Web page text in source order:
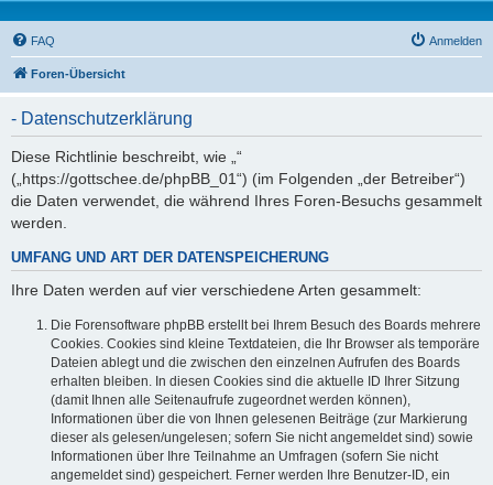
FAQ Anmelden
Foren-Übersicht
- Datenschutzerklärung
Diese Richtlinie beschreibt, wie „“
(„https://gottschee.de/phpBB_01“) (im Folgenden „der Betreiber“)
die Daten verwendet, die während Ihres Foren-Besuchs gesammelt
werden.
UMFANG UND ART DER DATENSPEICHERUNG
Ihre Daten werden auf vier verschiedene Arten gesammelt:
Die Forensoftware phpBB erstellt bei Ihrem Besuch des Boards mehrere
Cookies. Cookies sind kleine Textdateien, die Ihr Browser als temporäre
Dateien ablegt und die zwischen den einzelnen Aufrufen des Boards
erhalten bleiben. In diesen Cookies sind die aktuelle ID Ihrer Sitzung
(damit Ihnen alle Seitenaufrufe zugeordnet werden können),
Informationen über die von Ihnen gelesenen Beiträge (zur Markierung
dieser als gelesen/ungelesen; sofern Sie nicht angemeldet sind) sowie
Informationen über Ihre Teilnahme an Umfragen (sofern Sie nicht
angemeldet sind) gespeichert. Ferner werden Ihre Benutzer-ID, ein